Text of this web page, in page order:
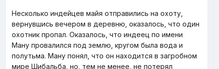
Несколько индейцев майя отправились на охоту,
вернувшись вечером в деревню, оказалось, что один
охотник пропал. Оказалось, что индеец по имени
Ману провалился под землю, кругом была вода и
полутьма. Ману понял, что он находится в загробном
мире Шибальба, но, тем не менее, не потерял